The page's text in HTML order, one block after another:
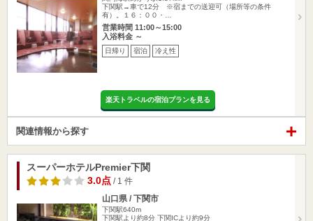
下関駅→車で12分 ※宿までの送迎可（場所等の条件
有）。１６：００・…
営業時間 11:00～15:00
入浴料金 ～
日帰り 宿泊 冷え性
楽天トラベルの宿泊プランを見る
関連情報から探す
スーパーホテルPremier下関
3.0点 / 1 件
山口県 / 下関市
下関駅640m
下関駅より約8分 下関ICより約9分